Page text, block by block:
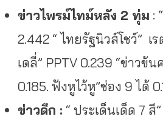
ข่าวไพรม์ไทม์หลัง 2 ทุ่ม :
2.442 “ ไทยรัฐนิวส์โชว์” เ
เดลี่” PPTV 0.239 “ข่าวข้
0.185. ฟังหูไว้หู”ช่อง 9 ได้
ข่าวดึก : “ ประเด็นเด็ด 7 สี